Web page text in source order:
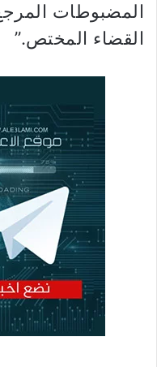
المضبوطات
القضاء المختص.”